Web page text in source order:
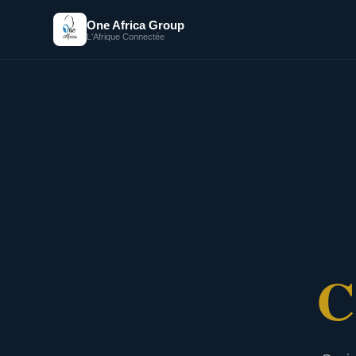
One Africa Group
L'Afrique Connectée